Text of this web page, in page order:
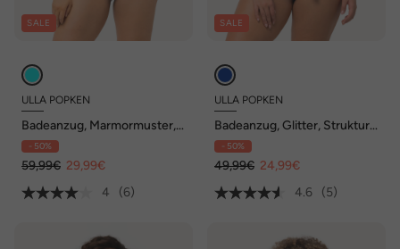
SALE
ULLA POPKEN
Badeanzug, Marmormuster,
drapiert, Softcups
- 50%
59,99€ 29,99€
4
(6)
SALE
ULLA POPKEN
Badeanzug, Glitter, Struktur,
Softcups, Wickeloptik
- 50%
49,99€ 24,99€
4.6
(5)